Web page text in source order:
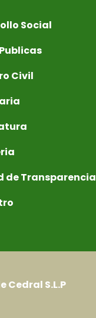
Social
Civil
de Transparencia
Cedral S.L.P